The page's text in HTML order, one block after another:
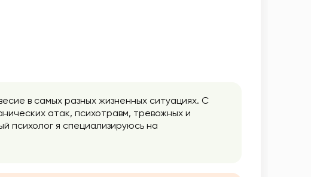
в самых разных жизненных ситуациях. С
атак, психотравм, тревожных и
психолог я специализируюсь на